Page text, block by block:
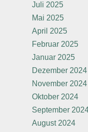
Juli 2025
Mai 2025
April 2025
Februar 2025
Januar 2025
Dezember 2024
November 2024
Oktober 2024
September
August 2024